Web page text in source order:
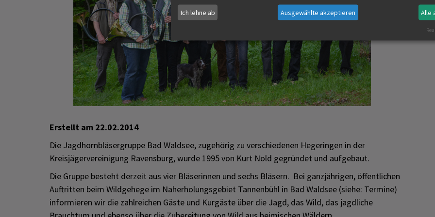
Erstellt am 22.02.2014
Die Jagdhornbläsergruppe Bad Waldsee, zugehörig zu verschiedenen Hegeringen in der
Kreisjägervereinigung Ravensburg, wurde 1995 von Kurt Nold gegründet und aufgebaut.
Die Gruppe besteht derzeit aus vier Bläserinnen und sechs Bläsern. Bei ganzjährigen, öffentlichen
Auftritten beim Wildgehege im Naherholungsgebiet Tannenbühl in Bad Waldsee (siehe: Termine)
informieren wir die zahlreichen Gäste und Kurgäste über die Jagd, das Wild, das jagdliche
Ich lehne ab Ausgewählte akzeptieren Alle